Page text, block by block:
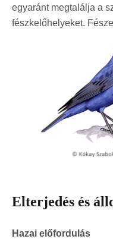
egyaránt megtalálja a
fészkelőhelyeket.
Elterjedés és
Hazai előfordulás